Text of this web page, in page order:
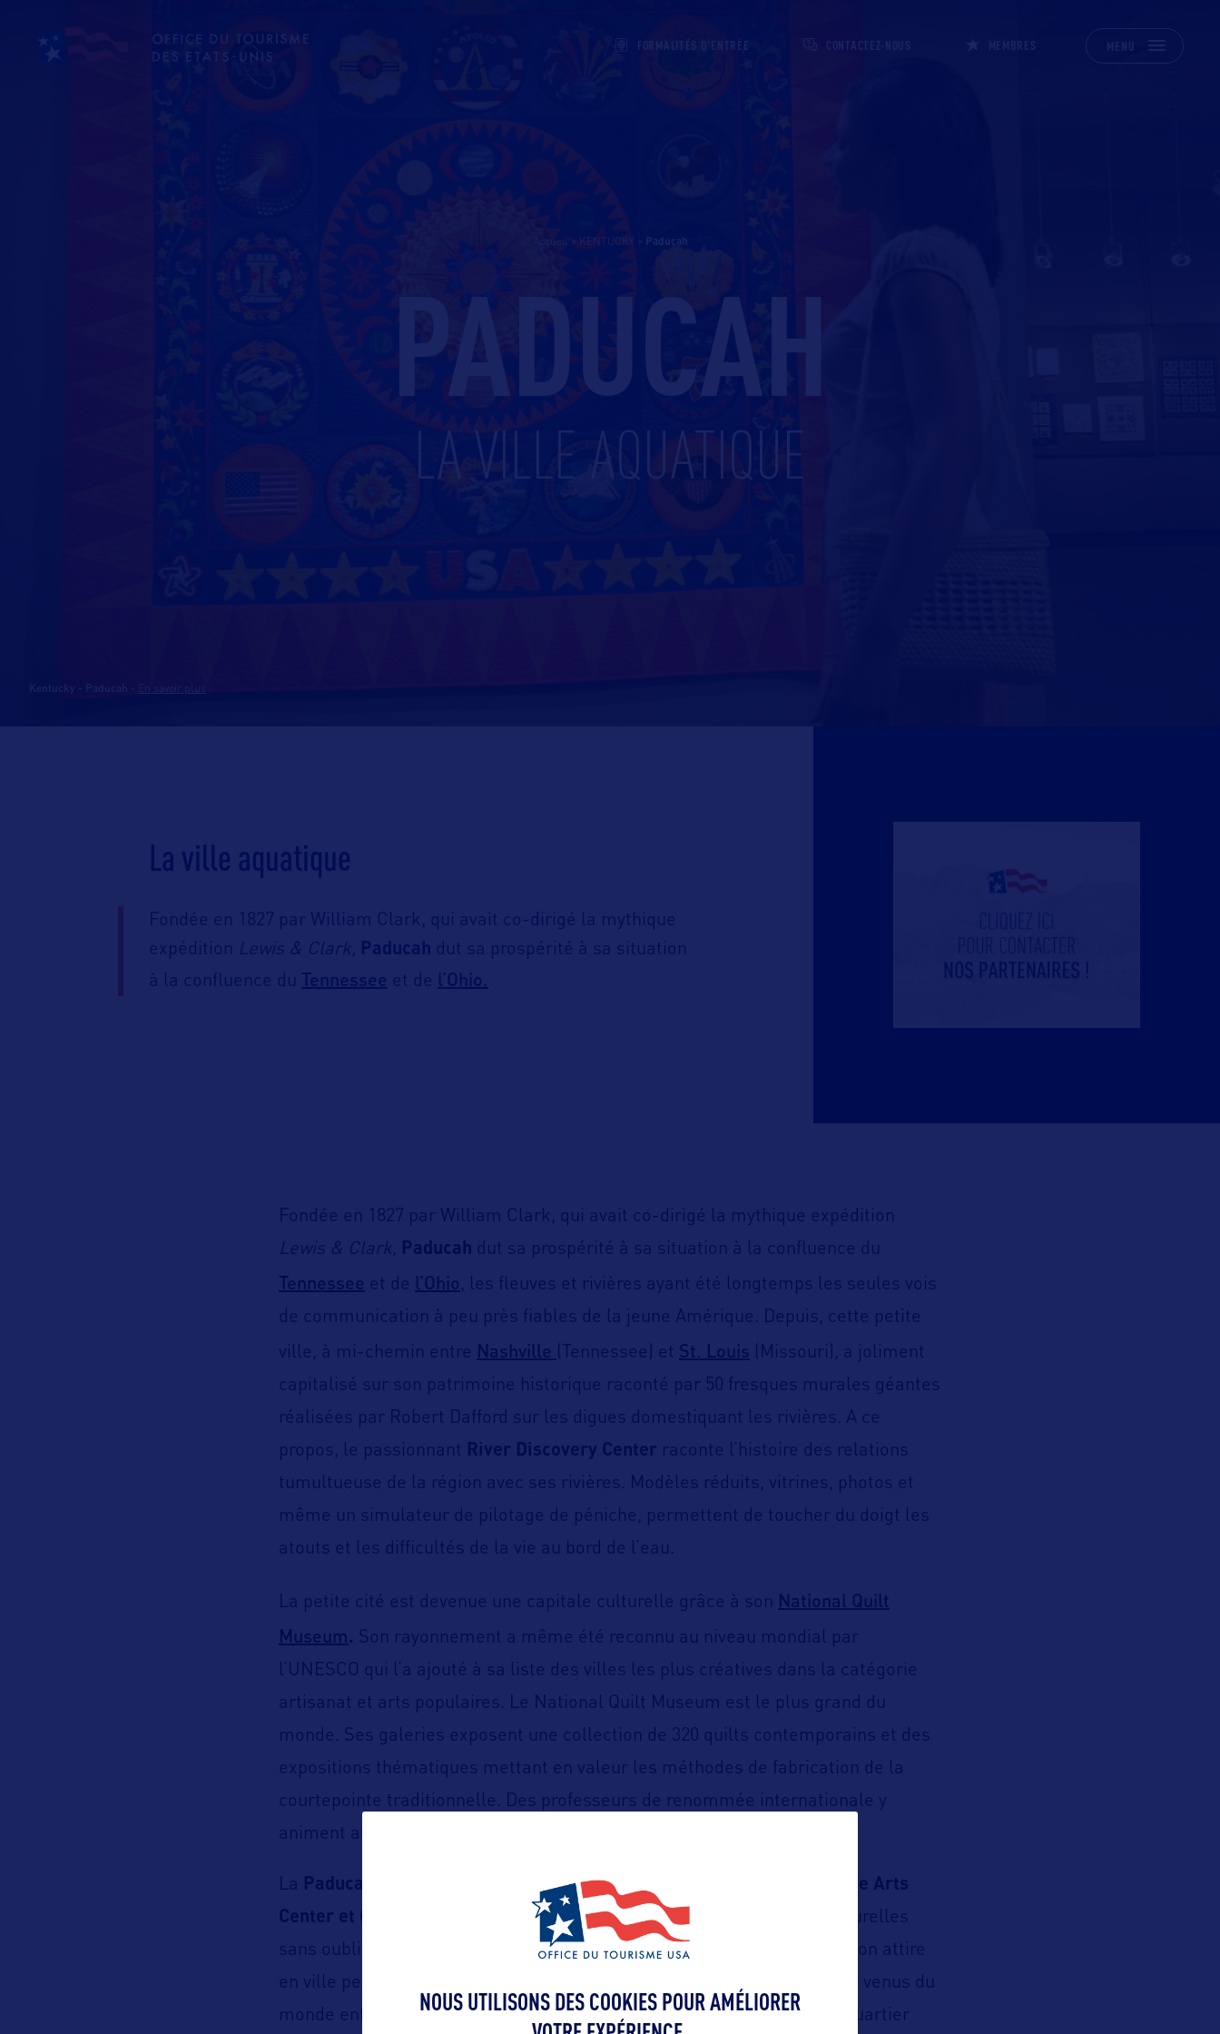
FORMALITÉS D'ENTRÉE CONTACTEZ-NOUS MEMBRES MENU
> paducah
PADUCAH
LA VILLE AQUATIQUE
Kentucky - Paducah
La ville aquatique
Fondée en 1827 par William Clark, qui avait co-dirigé la mythique
expédition Lewis & Clark, Paducah dut sa prospérité à sa situation
à la confluence du Tennessee et de l’Ohio.
Fondée en 1827 par William Clark, qui avait co-dirigé la mythique expédition
Lewis & Clark, Paducah dut sa prospérité à sa situation à la confluence du
Tennessee et de l’Ohio , les fleuves et rivières ayant été longtemps les seules vois
de communication à peu près fiables de la jeune Amérique. Depuis, cette petite
ville, à mi-chemin entre Nashville (Tennessee) et St. Louis (Missouri), a joliment
capitalisé sur son patrimoine historique raconté par 50 fresques murales géantes
réalisées par Robert Dafford sur les digues domestiquant les rivières. A ce
propos, le passionnant River Discovery Center raconte l’histoire des relations
tumultueuse de la région avec ses rivières. Modèles réduits, vitrines, photos et
même un simulateur de pilotage de péniche, permettent de toucher du doigt les
atouts et les difficultés de la vie au bord de l’eau.
La petite cité est devenue une capitale culturelle grâce à son National Quilt
Museum . Son rayonnement a même été reconnu au niveau mondial par
l’UNESCO qui l’a ajouté à sa liste des villes les plus créatives dans la catégorie
artisanat et arts populaires. Le National Quilt Museum est le plus grand du
monde. Ses galeries exposent une collection de 320 quilts contemporains et des
expositions thématiques mettant en valeur les méthodes de fabrication de la
courtepointe traditionnelle. Des professeurs de renommée internationale y
animent aussi des ateliers toute l’année.
La Paducah School of Art & Design, les Yeiser Art Center, Clemens Fine Arts
Center et Carson Center
complètent sa riche palette d’institutions culturelles
sans oublier le
Paducah Symphony Orchestra.Un programme d’incitation attire
en ville peintres, relieurs d’art, artistes travaillant cuir, textiles et bijoux venus du
monde entier qui font de son LowerTown Arts District,le plus ancien quartier
NOUS UTILISONS DES COOKIES POUR AMÉLIORER